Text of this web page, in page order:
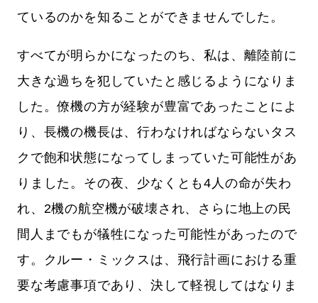
ているのかを知ることができませんでした。
すべてが明らかになったのち、私は、離陸前に
大きな過ちを犯していたと感じるようになりま
した。僚機の方が経験が豊富であったことによ
り、長機の機長は、行わなければならないタス
クで飽和状態になってしまっていた可能性があ
りました。その夜、少なくとも4人の命が失わ
れ、2機の航空機が破壊され、さらに地上の民
間人までもが犠牲になった可能性があったので
す。クルー・ミックスは、飛行計画における重
要な考慮事項であり、決して軽視してはなりま